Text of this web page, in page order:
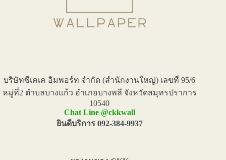
บริษัทซีเคเค อิมพอร์ท จำกัด (สำนักงานใหญ่) เลขที่ 95/6
หมู่ที่2 ตำบลบางแก้ว อำเภอบางพลี จังหวัดสมุทรปราการ
10540
Chat Line @ckkwall
ยินดีบริการ 092-384-9937